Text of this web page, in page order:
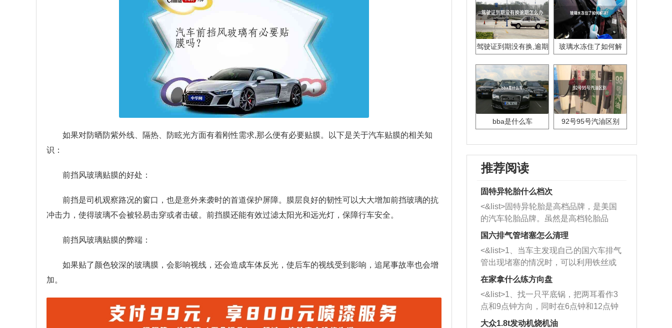
如果对防晒防紫外线、隔热、防眩光方面有着刚性需求,那么便有必要贴膜。以下是关于汽车贴膜的相关知
识：
前挡风玻璃贴膜的好处：
前挡是司机观察路况的窗口，也是意外来袭时的首道保护屏障。膜层良好的韧性可以大大增加前挡玻璃的抗
冲击力，使得玻璃不会被轻易击穿或者击破。前挡膜还能有效过滤太阳光和远光灯，保障行车安全。
前挡风玻璃贴膜的弊端：
如果贴了颜色较深的玻璃膜，会影响视线，还会造成车体反光，使后车的视线受到影响，追尾事故率也会增
加。
驾驶证到期没有换,逾期
玻璃水冻住了如何解
bba是什么车 92号95号汽油区别
推荐阅读
固特异轮胎什么档次
<&list>固特异轮胎是高档品牌，是美国
的汽车轮胎品牌。虽然是高档轮胎品
牌，但是中高低端的轮胎都有生产，这
也是为了更好的开拓市场。
国六排气管堵塞怎么清理
<&list>1、当车主发现自己的国六车排气
管出现堵塞的情况时，可以利用铁丝或
者是细棍，直接将杂物给取出来，如果
堵塞情况比较严重，也可以采取应急措
施。 <&list>2、直接利用木棍将所有的
杂物推到排气管里面的位置处，然后将
三元催化器拆解开，就可以将堵塞的东
在家拿什么练方向盘
<&list>1、找一只平底锅，把两耳看作3
点和9点钟方向，同时在6点钟和12点钟
方向做一个标记。 <&list>2、双手握住
大众1.8t发动机烧机油